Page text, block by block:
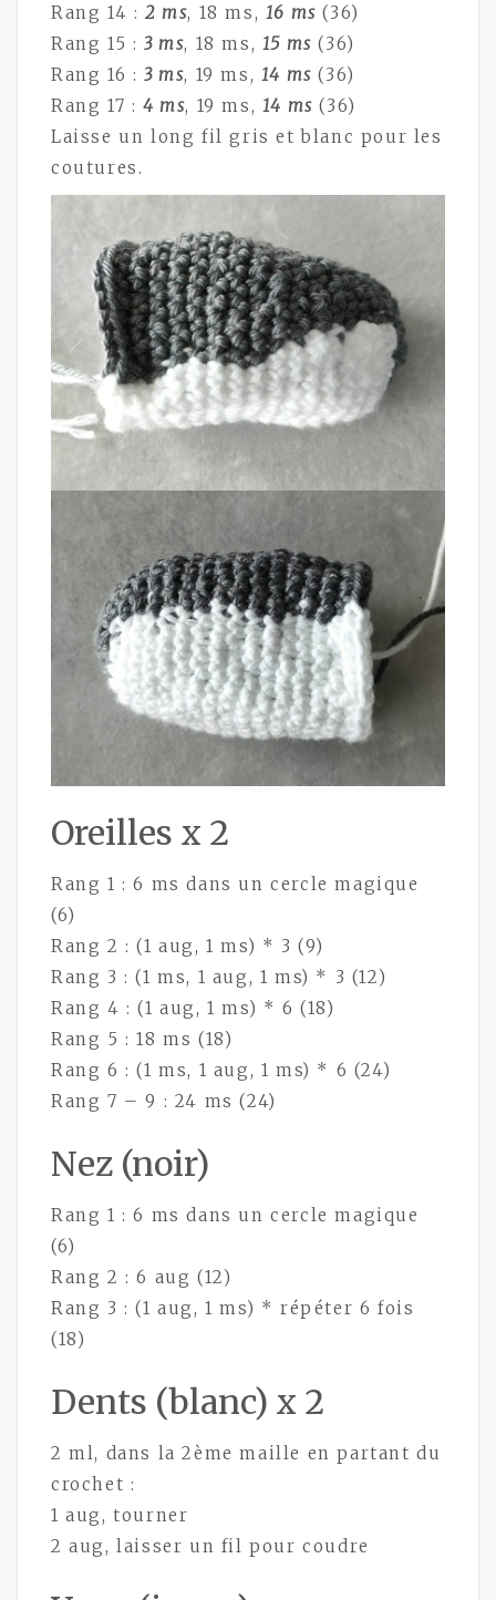
Rang 14 : 2 ms, 18 ms, 16 ms (36)
Rang 15 : 3 ms, 18 ms, 15 ms (36)
Rang 16 : 3 ms, 19 ms, 14 ms (36)
Rang 17 : 4 ms, 19 ms, 14 ms (36)
Laisse un long fil gris et blanc pour les
coutures.
Oreilles x 2
Rang 1 : 6 ms dans un cercle magique
(6)
Rang 2 : (1 aug, 1 ms) * 3 (9)
Rang 3 : (1 ms, 1 aug, 1 ms) * 3 (12)
Rang 4 : (1 aug, 1 ms) * 6 (18)
Rang 5 : 18 ms (18)
Rang 6 : (1 ms, 1 aug, 1 ms) * 6 (24)
Rang 7 – 9 : 24 ms (24)
Nez (noir)
Rang 1 : 6 ms dans un cercle magique
(6)
Rang 2 : 6 aug (12)
Rang 3 : (1 aug, 1 ms) * répéter 6 fois
(18)
Dents (blanc) x 2
2 ml, dans la 2ème maille en partant du
crochet :
1 aug, tourner
2 aug, laisser un fil pour coudre